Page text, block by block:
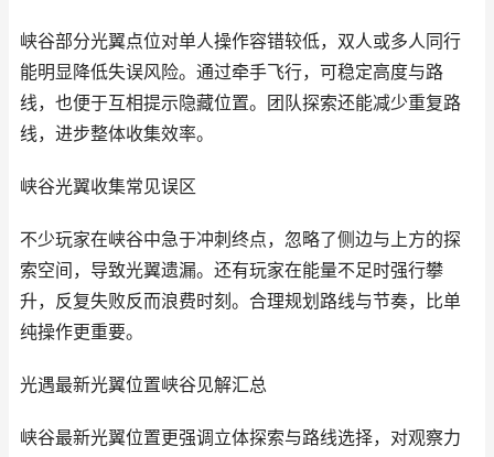
峡谷部分光翼点位对单人操作容错较低，双人或多人同行
能明显降低失误风险。通过牵手飞行，可稳定高度与路
线，也便于互相提示隐藏位置。团队探索还能减少重复路
线，进步整体收集效率。
峡谷光翼收集常见误区
不少玩家在峡谷中急于冲刺终点，忽略了侧边与上方的探
索空间，导致光翼遗漏。还有玩家在能量不足时强行攀
升，反复失败反而浪费时刻。合理规划路线与节奏，比单
纯操作更重要。
光遇最新光翼位置峡谷见解汇总
峡谷最新光翼位置更强调立体探索与路线选择，对观察力